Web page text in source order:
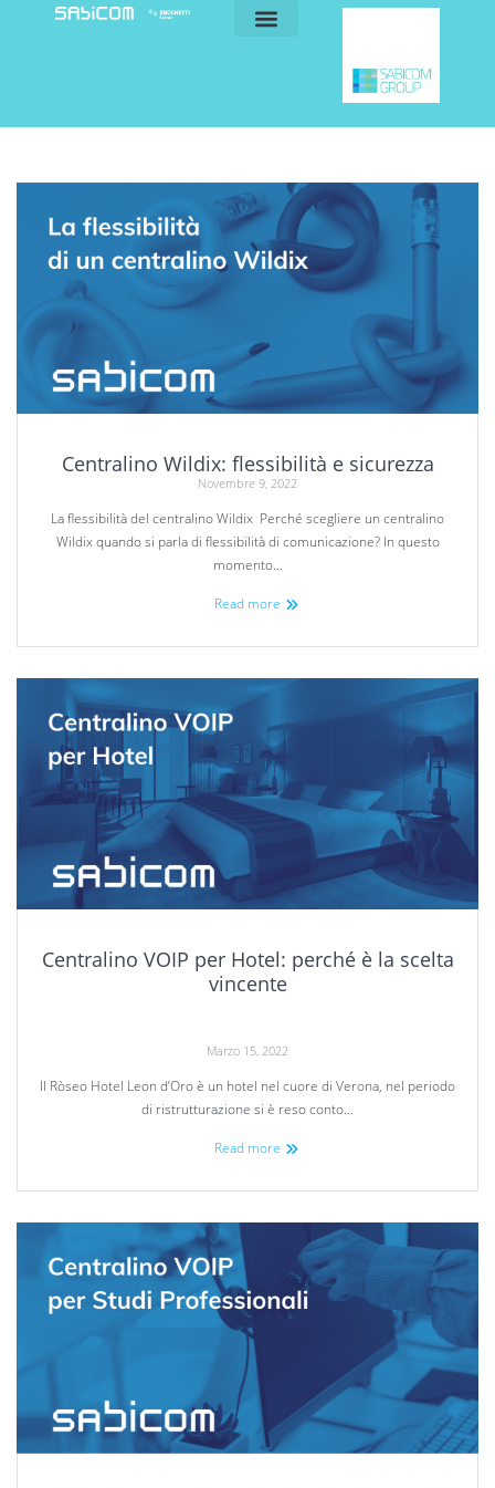
Centralino Wildix: flessibilità e sicurezza
Novembre 9, 2022
La flessibilità del centralino Wildix Perché scegliere un centralino
Wildix quando si parla di flessibilità di comunicazione? In questo
momento…
Read more
Centralino VOIP per Hotel: perché è la scelta
vincente
Marzo 15, 2022
Il Ròseo Hotel Leon d’Oro è un hotel nel cuore di Verona, nel periodo
di ristrutturazione si è reso conto…
Read more